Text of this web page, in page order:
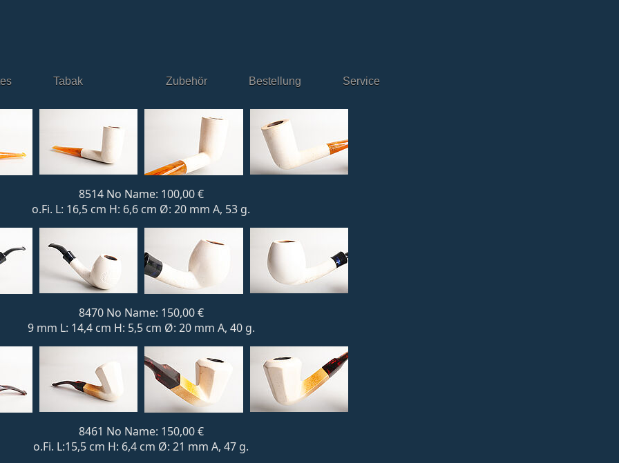
Tabak Zubehör Bestellung Service
8514 No Name: 100,00 €
o.Fi. L: 16,5 cm H: 6,6 cm Ø: 20 mm A, 53 g.
8470 No Name: 150,00 €
9 mm L: 14,4 cm H: 5,5 cm Ø: 20 mm A, 40 g.
8461 No Name: 150,00 €
o.Fi. L:15,5 cm H: 6,4 cm Ø: 21 mm A, 47 g.